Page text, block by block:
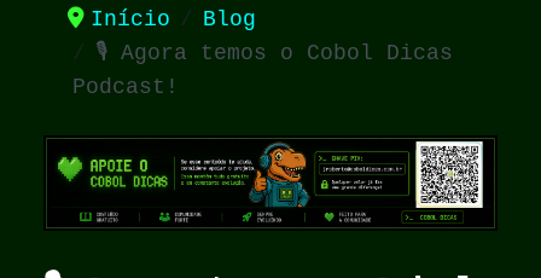
Início
Blog
🎙️ Agora temos o Cobol Dicas
Podcast!